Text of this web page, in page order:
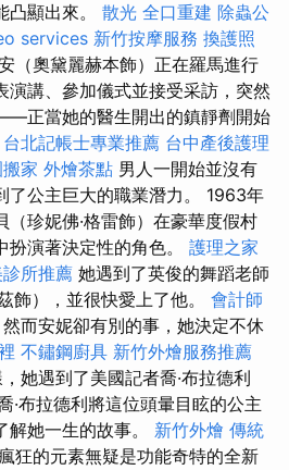
凸顯出來。 散光 全口重建 除蟲公
services 新竹按摩服務 換護照
（奧黛麗赫本飾）正在羅馬進行
演講、參加儀式並接受采訪，突然
正當她的醫生開出的鎮靜劑開始
台北記帳士專業推薦 台中產後護理
家 外燴茶點 男人一開始並沒有
了公主巨大的職業潛力。 1963年
（珍妮佛·格雷飾）在豪華度假村
演著決定性的角色。 護理之家
所推薦 她遇到了英俊的舞蹈老師
飾），並很快愛上了他。 會計師
然而安妮卻有別的事，她決定不休
不鏽鋼廚具 新竹外燴服務推薦
她遇到了美國記者喬·布拉德利
·布拉德利將這位頭暈目眩的公主
她一生的故事。 新竹外燴 傳統
狂的元素無疑是功能奇特的全新